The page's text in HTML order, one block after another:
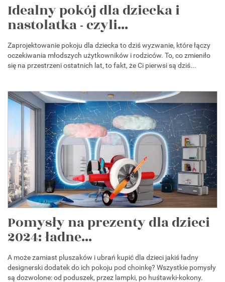
Idealny pokój dla dziecka i
nastolatka - czyli...
Zaprojektowanie pokoju dla dziecka to dziś wyzwanie, które łączy
oczekiwania młodszych użytkowników i rodziców. To, co zmieniło
się na przestrzeni ostatnich lat, to fakt, że Ci pierwsi są dziś...
Pomysły na prezenty dla dzieci
2024: ładne...
A może zamiast pluszaków i ubrań kupić dla dzieci jakiś ładny
designerski dodatek do ich pokoju pod choinkę? Wszystkie pomysły
są dozwolone: od poduszek, przez lampki, po huśtawki-kokony.